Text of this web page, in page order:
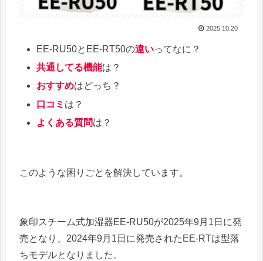
2025.10.20
EE-RU50とEE-RT50の違いってなに？
共通してる機能は？
おすすめはどっち？
口コミ は？
よくある質問は？
このような困りごとを解決しています。
象印スチーム式加湿器EE-RU50が2025年9月1日に発
売となり、2024年9月1日に発売されたEE-RTは型落
ちモデルとなりました。